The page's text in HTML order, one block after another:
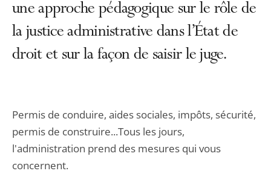
une approche pédagogique sur le rôle de
la justice administrative dans l’État de
droit et sur la façon de saisir le juge.
Permis de conduire, aides sociales, impôts, sécurité,
permis de construire...Tous les jours,
l'administration prend des mesures qui vous
concernent.